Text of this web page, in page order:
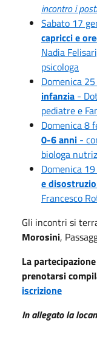
incontro i
Sabato 17
capricci e
Nadia
psicologa
Domenica
infanzia -
pediatre e
Domenica 8
0-6 anni -
biologa
Domenica
e
Francesco
Gli incontri si
Morosini,
La
prenotarsi
iscrizione
In allegato la